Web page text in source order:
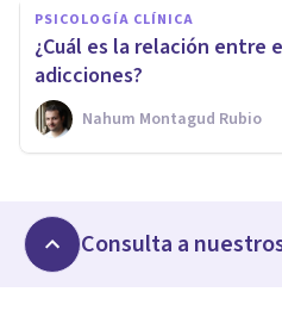
PSICOLOGÍA CLÍNICA
¿Cuál es la relación entre
adicciones?
Nahum Montagud Rubio
Consulta a